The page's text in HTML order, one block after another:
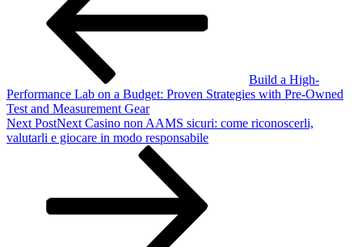
Build a High-
Performance Lab on a Budget: Proven Strategies with Pre-Owned
Test and Measurement Gear
Next PostNext Casino non AAMS sicuri: come riconoscerli,
valutarli e giocare in modo responsabile